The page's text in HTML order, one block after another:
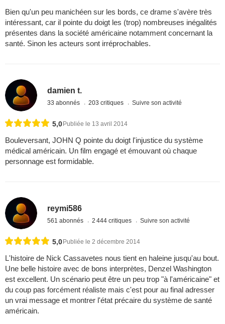
Bien qu'un peu manichéen sur les bords, ce drame s'avère très
intéressant, car il pointe du doigt les (trop) nombreuses inégalités
présentes dans la société américaine notamment concernant la
santé. Sinon les acteurs sont irréprochables.
damien t.
33 abonnés 203 critiques Suivre son activité
5,0Publiée le 13 avril 2014
Bouleversant, JOHN Q pointe du doigt l'injustice du système
médical américain. Un film engagé et émouvant où chaque
personnage est formidable.
reymi586
561 abonnés 2 444 critiques Suivre son activité
5,0 Publiée le 2 décembre 2014
L'histoire de Nick Cassavetes nous tient en haleine jusqu'au bout.
Une belle histoire avec de bons interprètes, Denzel Washington
est excellent. Un scénario peut être un peu trop "à l'américaine" et
du coup pas forcément réaliste mais c'est pour au final adresser
un vrai message et montrer l'état précaire du système de santé
américain.